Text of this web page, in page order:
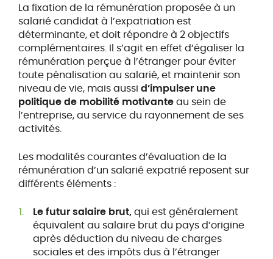
La fixation de la rémunération proposée à un
salarié candidat à l’expatriation est
déterminante, et doit répondre à 2 objectifs
complémentaires. Il s’agit en effet d’égaliser la
rémunération perçue à l’étranger pour éviter
toute pénalisation au salarié, et maintenir son
niveau de vie, mais aussi d’impulser une
politique de mobilité motivanteau sein de
l’entreprise, au service du rayonnement de ses
activités.
Les modalités courantes d’évaluation de la
rémunération d’un salarié expatrié reposent sur
différents éléments :
Le futur salaire brut,qui est généralement
équivalent au salaire brut du pays d’origine
après déduction du niveau de charges
sociales et des impôts dus à l’étranger